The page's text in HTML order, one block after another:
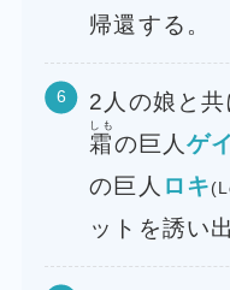
帰還する。
2人の娘と共
霜
しも
の巨人 ゲ
の巨人 ロキ
ットを誘い